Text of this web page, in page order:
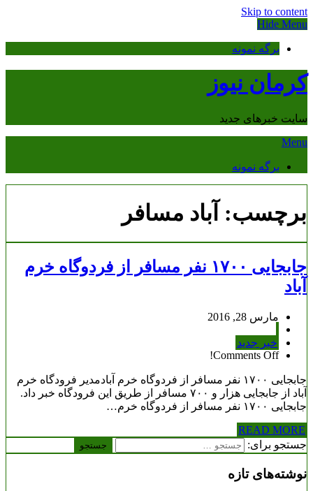
Skip to content
Hide Menu
برگه نمونه
کرمان نیوز
سایت خبرهای جدید
Menu
برگه نمونه
برچسب: آباد مسافر
جابجایی ۱۷۰۰ نفر مسافر از فردوگاه خرم
آباد
مارس 28, 2016
خبر جدید
Comments Off!
جابجایی ۱۷۰۰ نفر مسافر از فردوگاه خرم آبادمدیر فرودگاه خرم
آباد از جابجایی هزار و ۷۰۰ مسافر از طریق این فرودگاه خبر داد.
جابجایی ۱۷۰۰ نفر مسافر از فردوگاه خرم…
READ MORE
جستجو برای:
نوشته‌های تازه